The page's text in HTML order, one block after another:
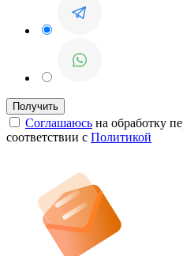
Соглашаюсь на обработку
соответствии с Политикой